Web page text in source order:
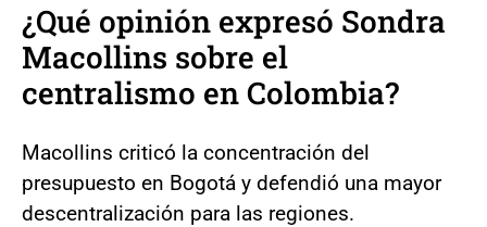
¿Qué opinión expresó Sondra
Macollins sobre el
centralismo en Colombia?
Macollins criticó la concentración del
presupuesto en Bogotá y defendió una mayor
descentralización para las regiones.